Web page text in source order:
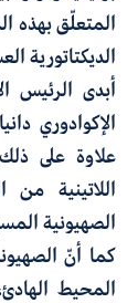
المتعلّق بهذه
الديكتاتورية
أبدى الرئيس
الإكوادوري
علاوة على
اللاتينية
الصهيونية
كما أنّ
المحيط